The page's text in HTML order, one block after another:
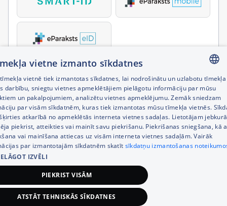
LATVIAN
RUSSIAN
ENGLISH
vietne izmanto sīkdatnes
vietnē tiek izmantotas sīkdatnes, lai nodrošinātu un uzlabotu tīmekļa
darbību, sniegtu vietnes apmeklētājiem pielāgotu informāciju par mūsu
un pakalpojumiem, analizētu vietnes apmeklējumu. Zemāk sniedzam
par visām sīkdatnēm, kuras tiek izmantotas mūsu tīmekļa vietnēs.
atkarībā no apmeklētās interneta vietnes sadaļas. Lietotājam
piekrist, atteikties vai mainīt savu piekrišanu. Piekrišanas sniegšana, kā
vai mainīšana attiecas uz visām interneta vietnes sadaļām. Vairāk
par izmantotajām sīkdatnēm skatīt sīkdatņu izmantošanas
IZVĒLI
PIEKRIST VISĀM
ATSTĀT TEHNISKĀS SĪKDATNES